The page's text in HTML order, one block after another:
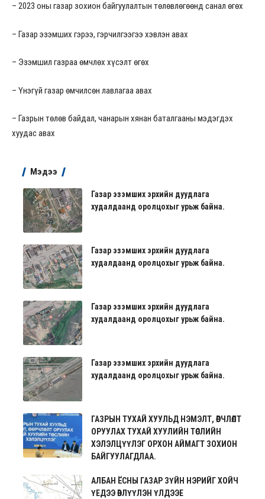
– 2023 оны газар зохион байгуулалтын төлөвлөгөөнд санал өгөх
– Газар эзэмших гэрээ, гэрчилгээгээ хэвлэн авах
– Эзэмшил газраа өмчлөх хүсэлт өгөх
– Үнэгүй газар өмчилсөн лавлагаа авах
– Газрын төлөв байдал, чанарын хянан баталгааны мэдэгдэх
хуудас авах
Мэдээ
Газар эзэмших эрхийн дуудлага
худалдаанд оролцохыг урьж байна.
Газар эзэмших эрхийн дуудлага
худалдаанд оролцохыг урьж байна.
Газар эзэмших эрхийн дуудлага
худалдаанд оролцохыг урьж байна.
Газар эзэмших эрхийн дуудлага
худалдаанд оролцохыг урьж байна.
ГАЗРЫН ТУХАЙ ХУУЛЬД НЭМЭЛТ, ӨӨРЧЛӨЛТ
ОРУУЛАХ ТУХАЙ ХУУЛИЙН ТӨСЛИЙН
ХЭЛЭЛЦҮҮЛЭГ ОРХОН АЙМАГТ ЗОХИОН
БАЙГУУЛАГДЛАА.
АЛБАН ЁСНЫ ГАЗАР ЗҮЙН НЭРИЙГ ХОЙЧ
ҮЕДЭЭ ӨВЛҮҮЛЭН ҮЛДЭЭЕ